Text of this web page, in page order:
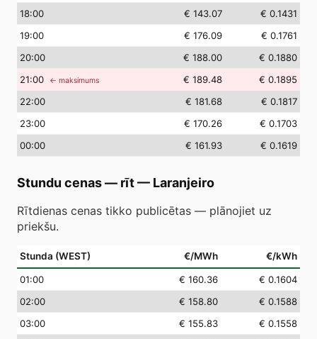
18:00 € 143.07
€ 0.1431
19:00 € 176.09
€ 0.1761
20:00 € 188.00
€ 0.1880
21:00 ← maksimums € 189.48
€ 0.1895
22:00 € 181.68
€ 0.1817
23:00 € 170.26
€ 0.1703
00:00 € 161.93 € 0.1619
Stundu cenas — rīt— Laranjeiro
Rītdienas cenas tikko publicētas — plānojiet uz
priekšu.
Stunda (WEST) €/MWh €/kWh
01:00 € 160.36
€ 0.1604
02:00 € 158.80
€ 0.1588
03:00 € 155.83
€ 0.1558